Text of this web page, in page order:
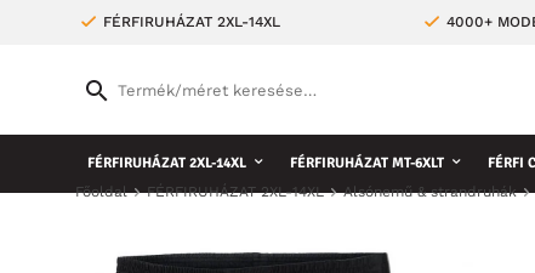
FÉRFIRUHÁZAT 2XL-14XL 4000+
FÉRFIRUHÁZAT 2XL-14XL FÉRFIRUHÁZAT MT-6XLT FÉRFI
Főoldal FÉRFIRUHÁZAT 2XL-14XL Alsónemű & strandruhák